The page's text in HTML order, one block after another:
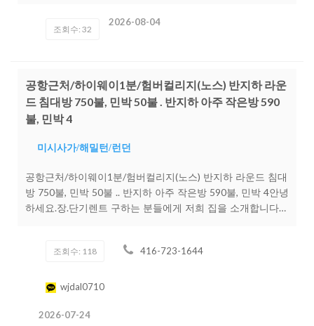
으시면 편하게 문의 주세요! 카톡: Gundra27
조회수: 32
2026-08-04
공항근처/하이웨이1분/험버컬리지(노스) 반지하 라운
드 침대방 750불, 민박 50불 . 반지하 아주 작은방 590
불, 민박 4
미시사가/해밀턴/런던
공항근처/하이웨이1분/험버컬리지(노스) 반지하 라운드 침대
방 750불, 민박 50불 .. 반지하 아주 작은방 590불, 민박 4안녕
하세요.장.단기렌트 구하는 분들에게 저희 집을 소개합니다집
스도 있고차가 있다면 401, 409, 427 하이웨이 1분이면 진입
틸리티 포함 가격입니다.가구, 주방기기, 세탁기, 건조기뿐만
로운 환경이랍니다.공항 근처 직장인, 하이웨이 이용이 많은
조회수: 118 416-723-1644
wjdal0710
2026-07-24